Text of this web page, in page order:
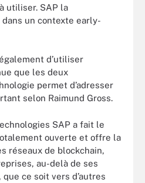
utiliser. SAP la
dans un contexte early-
d’utiliser
que les deux
permet d’adresser
selon Raimund Gross.
SAP a fait le
ouverte et offre la
réseaux de blockchain,
au-delà de ses
ce soit vers d’autres